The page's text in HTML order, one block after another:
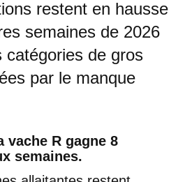
restent en hausse
semaines de 2026
catégories de gros
par le manque
vache R gagne 8
semaines.